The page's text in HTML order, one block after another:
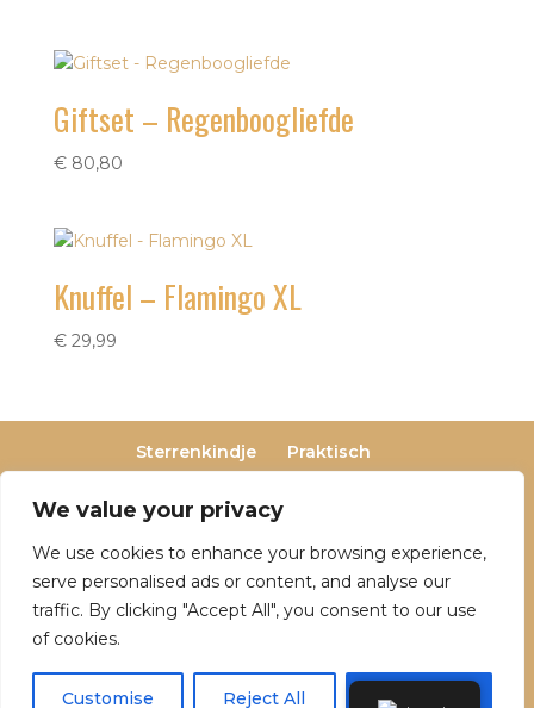
We value your privacy
We use cookies to enhance your browsing experience,
serve personalised ads or content, and analyse our
traffic. By clicking "Accept All", you consent to our use
of cookies.
Customise Reject All Accept All
Giftset – Regenboogliefde
€80,80
Knuffel – Flamingo XL
€29,99
Sterrenkindje
Praktisch
Terugbetaal- en retourneringsbeleid
Over Dutch Dreamers
voorbehouden | KvK-nummer: 90797191 | Btw-